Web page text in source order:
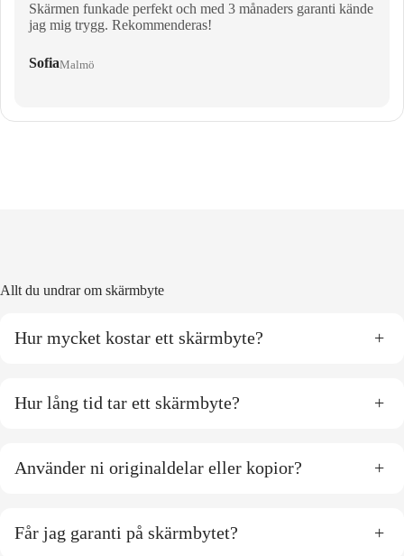
Skärmen funkade perfekt och med 3 månaders garanti kände
jag mig trygg. Rekommenderas!
SofiaMalmö
Allt du undrar om skärmbyte
Hur mycket kostar ett skärmbyte? +
Hur lång tid tar ett skärmbyte? +
Använder ni originaldelar eller kopior? +
Får jag garanti på skärmbytet? +